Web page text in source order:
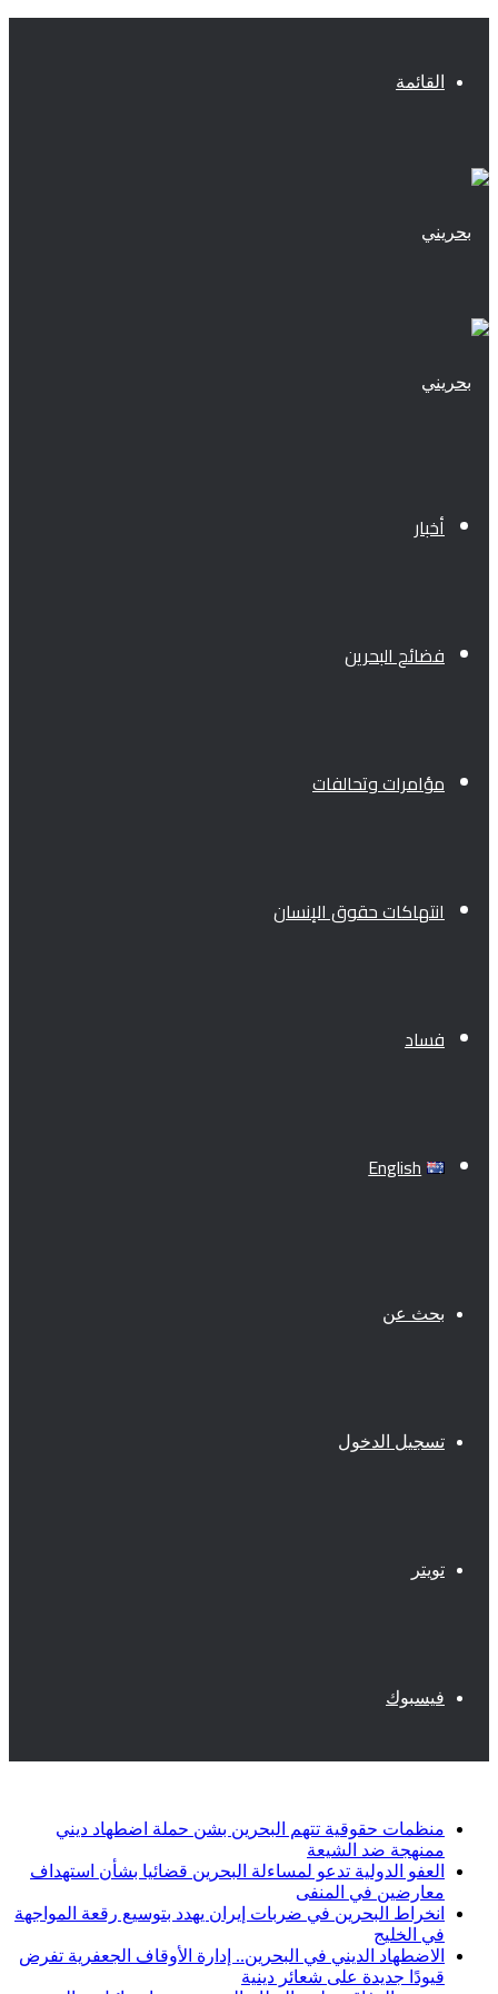
القائمة
أخبار
فضائح البحرين
مؤامرات وتحالفات
انتهاكات حقوق الإنسان
فساد
English
بحث عن
تسجيل الدخول
تويتر
فيسبوك
منظمات حقوقية تتهم البحرين بشن حملة اضطهاد ديني
ممنهجة ضد الشيعة
العفو الدولية تدعو لمساءلة البحرين قضائيا بشأن استهداف
معارضين في المنفى
انخراط البحرين في ضربات إيران يهدد بتوسيع رقعة المواجهة
في الخليج
الاضطهاد الديني في البحرين.. إدارة الأوقاف الجعفرية تفرض
قيودًا جديدة على شعائر دينية